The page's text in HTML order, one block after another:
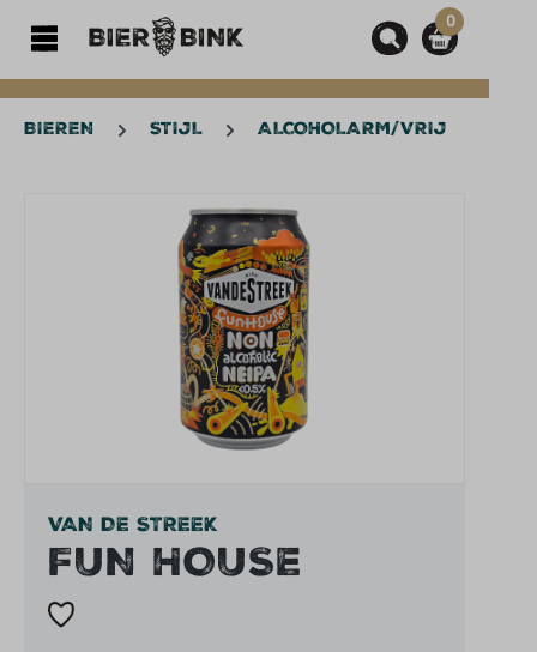
0
BIEREN STIJL ALCOHOLARM/VRIJ
Afbeeldingengalerij overslaan
VAN DE STREEK
FUN HOUSE